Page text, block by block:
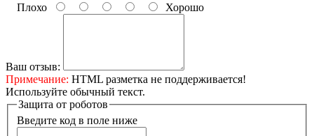
Плохо
Хорошо
Ваш отзыв:
Примечание: HTML разметка не поддерживается!
Используйте обычный текст.
Защита от роботов
Введите код в поле ниже